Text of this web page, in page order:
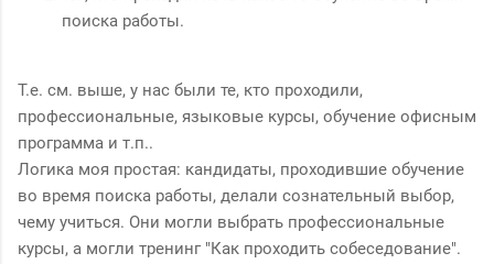
поиска работы.
Т.е. см. выше, у нас были те, кто проходили,
профессиональные, языковые курсы, обучение офисным
программа и т.п..
Логика моя простая: кандидаты, проходившие обучение
во время поиска работы, делали сознательный выбор,
чему учиться. Они могли выбрать профессиональные
курсы, а могли тренинг "Как проходить собеседование".